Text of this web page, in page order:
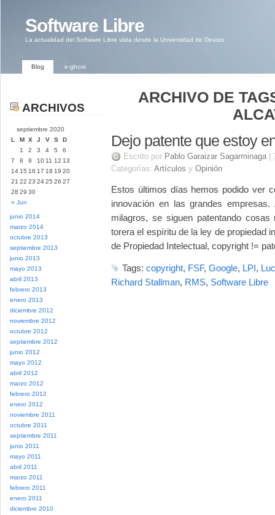
Software Libre
La actualidad del Software Libre vista desde la Universidad de Deusto
Blog e-ghost
ARCHIVOS
septiembre 2020
L
M X J V S D
« Jun
1 2 3 4 5
6
7
8 9 10 11 12 13
14 15 16 17 18 19 20
21 22 23 2425 26 27
28 29 30
junio 2014
marzo 2014
octubre 2013
septiembre 2013
junio 2013
mayo 2013
abril 2013
febrero 2013
enero 2013
diciembre 2012
noviembre 2012
octubre 2012
septiembre 2012
junio 2012
mayo 2012
abril 2012
marzo 2012
febrero 2012
enero 2012
noviembre 2011
octubre 2011
septiembre 2011
junio 2011
mayo 2011
abril 2011
marzo 2011
febrero 2011
enero 2011
diciembre 2010
ARCHIVO DE
Dejo patente que estoy
Escrito por Pablo Garaizar Sagarminaga
Categorías: Artículos y Opinión
Estos últimos días hemos podido ver
innovación en las grandes
milagros, se siguen patentando
torera el espíritu de la ley de propiedad
de Propiedad Intelectual, copyright !=
Tags: copyright, FSF, Google, LPI,
Richard Stallman, RMS, Software Libre